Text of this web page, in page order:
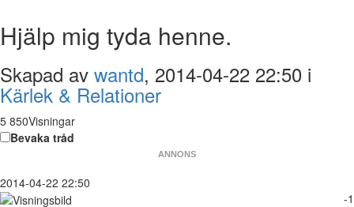
Hjälp mig tyda henne.
Skapad av wantd, 2014-04-22 22:50 i
Kärlek & Relationer
5 850Visningar
Bevaka tråd
ANNONS
2014-04-22 22:50
-1